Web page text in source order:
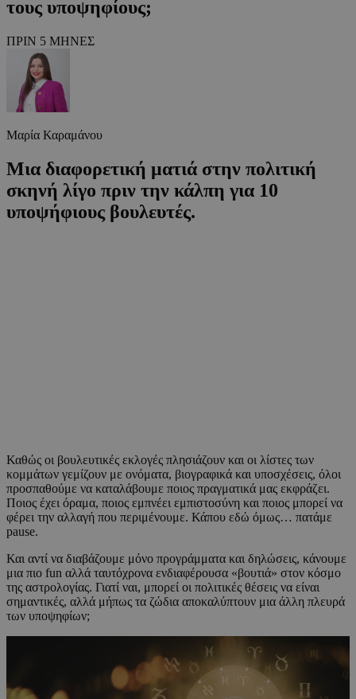
τους υποψηφίους;
ΠΡΙΝ 5 ΜΗΝΕΣ
Μαρία Καραμάνου
Μια διαφορετική ματιά στην πολιτική
σκηνή λίγο πριν την κάλπη για 10
υποψήφιους βουλευτές.
Καθώς οι βουλευτικές εκλογές πλησιάζουν και οι λίστες των
κομμάτων γεμίζουν με ονόματα, βιογραφικά και υποσχέσεις, όλοι
προσπαθούμε να καταλάβουμε ποιος πραγματικά μας εκφράζει.
Ποιος έχει όραμα, ποιος εμπνέει εμπιστοσύνη και ποιος μπορεί να
φέρει την αλλαγή που περιμένουμε. Κάπου εδώ όμως… πατάμε
pause.
Και αντί να διαβάζουμε μόνο προγράμματα και δηλώσεις, κάνουμε
μια πιο fun αλλά ταυτόχρονα ενδιαφέρουσα «βουτιά» στον κόσμο
της αστρολογίας. Γιατί ναι, μπορεί οι πολιτικές θέσεις να είναι
σημαντικές, αλλά μήπως τα ζώδια αποκαλύπτουν μια άλλη πλευρά
των υποψηφίων;